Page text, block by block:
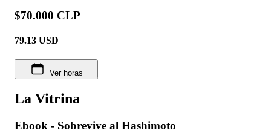
$70.000 CLP
79.13 USD
Ver horas
La Vitrina
Ebook - Sobrevive al Hashimoto